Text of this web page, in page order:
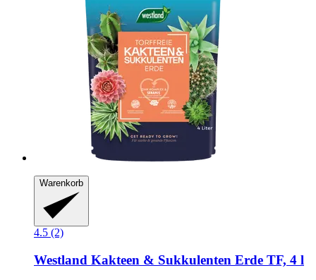
Warenkorb
4.5 (2)
Westland Kakteen & Sukkulenten Erde TF, 4 l